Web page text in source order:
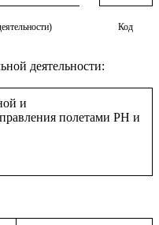
Код
деятельности:
и
полетами РН и